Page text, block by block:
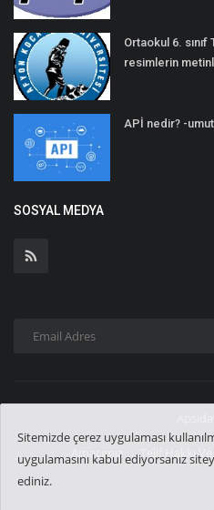
Ortaokul 6.
resimlerin
APİ nedir? -umut
SOSYAL MEDYA
Amacımız Telif Hakkı Ve
Sitemizde çerez uygulaması
uygulamasını kabul ediyorsanız
ediniz.